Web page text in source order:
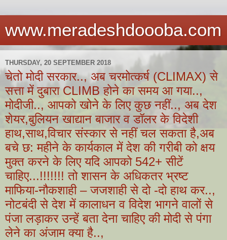
www.meradeshdoooba.com
THURSDAY, 20 SEPTEMBER 2018
चेतो मोदी सरकार.., अब चरमोत्कर्ष (CLIMAX) से
सत्ता में दुबारा CLIMB होने का समय आ गया..,
मोदीजी.., आपको खोने के लिए कुछ नहीं.., अब देश
शेयर,बुलियन खाद्यान बाजार व डॉलर के विदेशी
हाथ,साथ,विचार संस्कार से नहीं चल सकता है,अब
बचे छ: महीने के कार्यकाल में देश की गरीबी को क्षय
मुक्त करने के लिए यदि आपको 542+ सीटें
चाहिए...!!!!!!! तो शासन के अधिकतर भ्रष्ट
माफिया-नौकशाही – जजशाही से दो -दो हाथ कर..,
नोटबंदी से देश में कालाधन व विदेश भागने वालों से
पंजा लड़ाकर उन्हें बता देना चाहिए की मोदी से पंगा
लेने का अंजाम क्या है..,